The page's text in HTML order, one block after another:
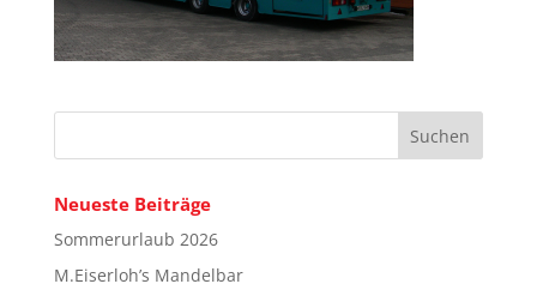
Neueste Beiträge
Sommerurlaub 2026
M.Eiserloh’s Mandelbar